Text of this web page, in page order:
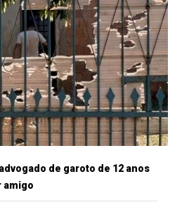
de garoto de 12 anos
amigo